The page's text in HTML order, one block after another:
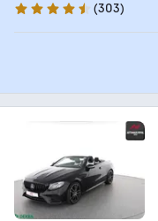
4.4 Sterne
(303)